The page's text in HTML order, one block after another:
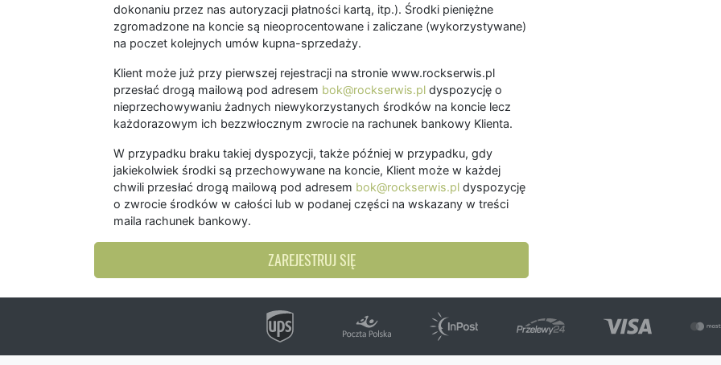
dokonaniu przez nas autoryzacji płatności kartą, itp.). Środki pieniężne
zgromadzone na koncie są nieoprocentowane i zaliczane (wykorzystywane)
na poczet kolejnych umów kupna-sprzedaży.
Klient może już przy pierwszej rejestracji na stronie www.rockserwis.pl
przesłać drogą mailową pod adresem bok@rockserwis.pl dyspozycję o
nieprzechowywaniu żadnych niewykorzystanych środków na koncie lecz
każdorazowym ich bezzwłocznym zwrocie na rachunek bankowy Klienta.
W przypadku braku takiej dyspozycji, także później w przypadku, gdy
jakiekolwiek środki są przechowywane na koncie, Klient może w każdej
chwili przesłać drogą mailową pod adresem bok@rockserwis.pl dyspozycję
o zwrocie środków w całości lub w podanej części na wskazany w treści
maila rachunek bankowy.
ZAREJESTRUJ SIĘ